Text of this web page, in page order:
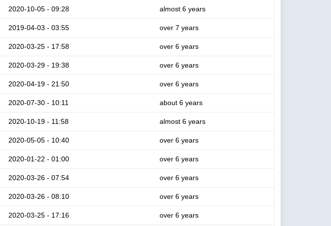
2020-10-05 - 09:28 almost 6 years
2019-04-03 - 03:55 over 7 years
2020-03-25 - 17:58 over 6 years
2020-03-29 - 19:38 over 6 years
2020-04-19 - 21:50 over 6 years
2020-07-30 - 10:11 about 6 years
2020-10-19 - 11:58 almost 6 years
2020-05-05 - 10:40 over 6 years
2020-01-22 - 01:00 over 6 years
2020-03-26 - 07:54 over 6 years
2020-03-26 - 08:10 over 6 years
2020-03-25 - 17:16 over 6 years